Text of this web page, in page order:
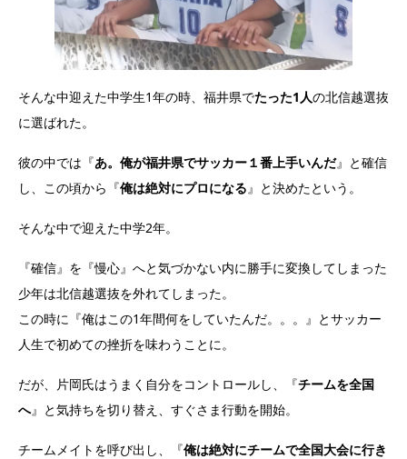
そんな中迎えた中学生1年の時、福井県でたった1人の北信越選抜
に選ばれた。
彼の中では『あ。俺が福井県でサッカー１番上手いんだ』と確信
し、この頃から『俺は絶対にプロになる 』と決めたという。
そんな中で迎えた中学2年。
『確信』を『慢心』へと気づかない内に勝手に変換してしまった
少年は北信越選抜を外れてしまった。
この時に『俺はこの1年間何をしていたんだ。。。』とサッカー
人生で初めての挫折を味わうことに。
だが、片岡氏はうまく自分をコントロールし、『チームを全国
へ』と気持ちを切り替え、すぐさま行動を開始。
チームメイトを呼び出し、『俺は絶対にチームで全国大会に行き